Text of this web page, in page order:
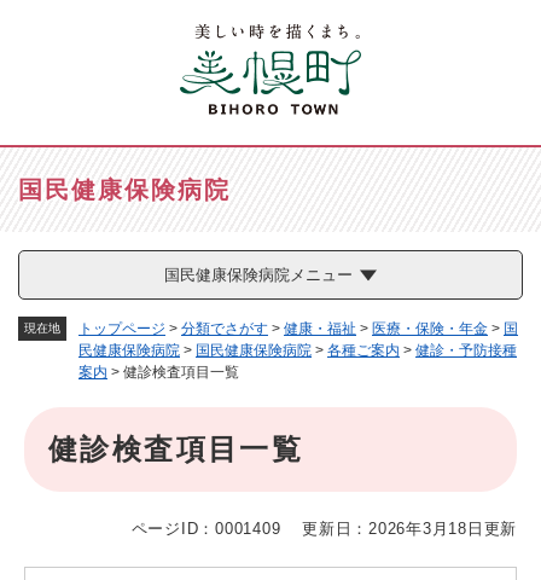
現在地 トップページ > 分類でさがす > 健康・福祉 > 医療・保険・年金 > 国
民健康保険病院 > 国民健康保険病院 > 各種ご案内 > 健診・予防接種
案内 > 健診検査項目一覧
国民健康保険病院
国民健康保険病院メニュー
健診検査項目一覧
ページID：0001409 更新日：2026年3月18日更新